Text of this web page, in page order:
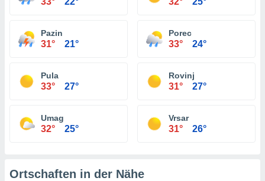
Pazin
31° 21°
Porec
33° 24°
Pula
33° 27°
Rovinj
31° 27°
Umag
32° 25°
Vrsar
31° 26°
Ortschaften in der Nähe